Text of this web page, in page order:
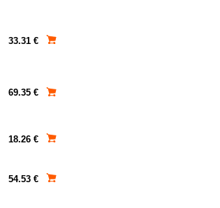
33.31 €
69.35 €
18.26 €
54.53 €